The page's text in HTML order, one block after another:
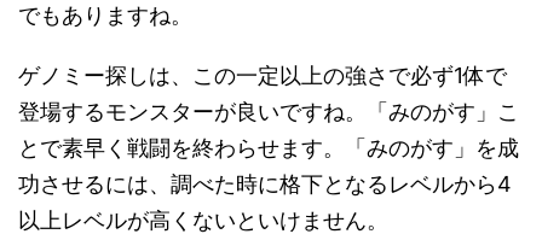
でもありますね。
ゲノミー探しは、この一定以上の強さで必ず1体で
登場するモンスターが良いですね。「みのがす」こ
とで素早く戦闘を終わらせます。「みのがす」を成
功させるには、調べた時に格下となるレベルから4
以上レベルが高くないといけません。